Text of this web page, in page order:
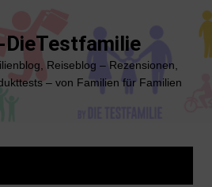
Reiseblog – Rezensionen,
– von Familien für Familien